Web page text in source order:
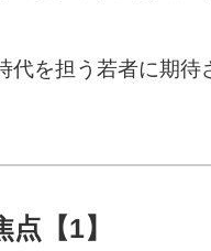
代を担う若者に期待
【1】